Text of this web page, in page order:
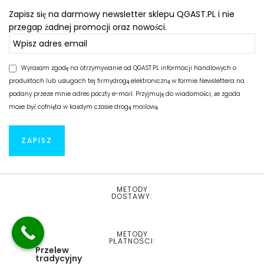
Zapisz się na darmowy newsletter sklepu QGAST.PL i nie
przegap żadnej promocji oraz nowości.
Wyrażam zgodę na otrzymywanie od QGAST.PL informacji handlowych o
produktach lub usługach tej firmydrogą elektroniczną w formie Newslettera na
podany przeze mnie adres poczty e-mail. Przyjmuję do wiadomości, że zgoda
może być cofnięta w każdym czasie drogą mailową.
METODY
DOSTAWY:
METODY
PŁATNOŚCI:
Przelew
tradycyjny